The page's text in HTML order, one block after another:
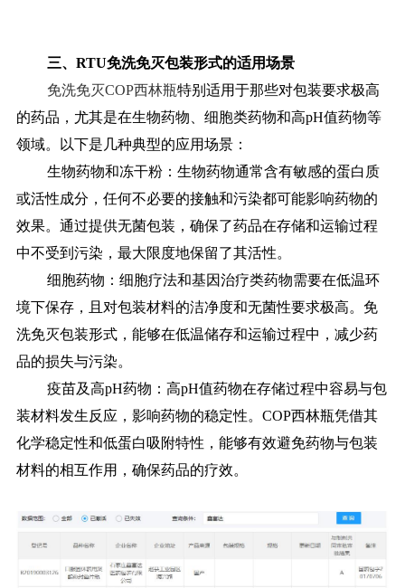
三、RTU免洗免灭包装形式的适用场景
免洗免灭COP西林瓶特别适用于那些对包装要求极高
的药品，尤其是在生物药物、细胞类药物和高pH值药物等
领域。以下是几种典型的应用场景：
生物药物和冻干粉：生物药物通常含有敏感的蛋白质
或活性成分，任何不必要的接触和污染都可能影响药物的
效果。通过提供无菌包装，确保了药品在存储和运输过程
中不受到污染，最大限度地保留了其活性。
细胞药物：细胞疗法和基因治疗类药物需要在低温环
境下保存，且对包装材料的洁净度和无菌性要求极高。免
洗免灭包装形式，能够在低温储存和运输过程中，减少药
品的损失与污染。
疫苗及高pH药物：高pH值药物在存储过程中容易与包
装材料发生反应，影响药物的稳定性。COP西林瓶凭借其
化学稳定性和低蛋白吸附特性，能够有效避免药物与包装
材料的相互作用，确保药品的疗效。